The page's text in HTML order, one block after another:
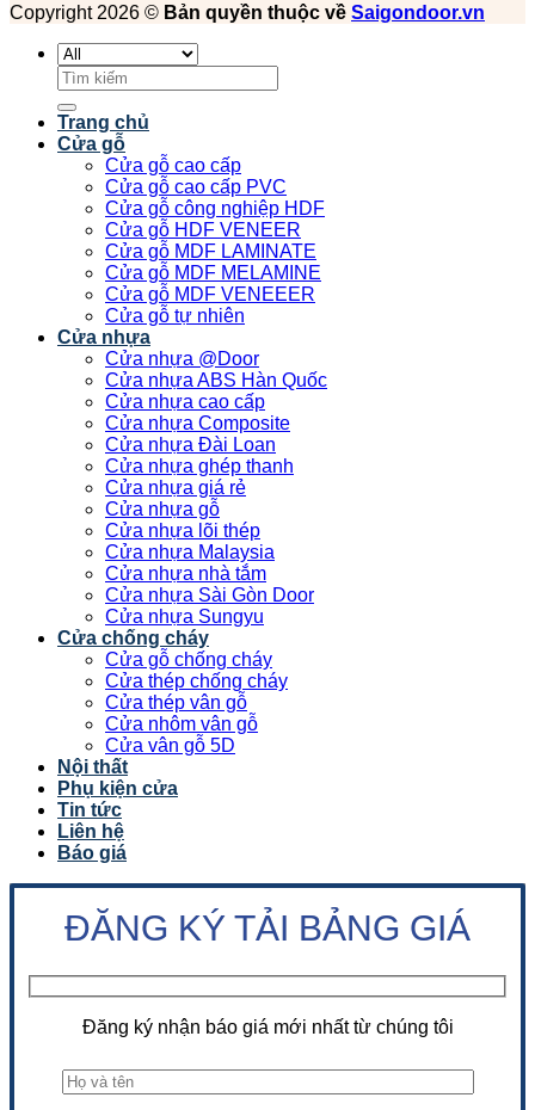
Copyright 2026 © Bản quyền thuộc về Saigondoor.vn
Tìm
kiếm:
Trang chủ
Cửa gỗ
Cửa gỗ cao cấp
Cửa gỗ cao cấp PVC
Cửa gỗ công nghiệp HDF
Cửa gỗ HDF VENEER
Cửa gỗ MDF LAMINATE
Cửa gỗ MDF MELAMINE
Cửa gỗ MDF VENEEER
Cửa gỗ tự nhiên
Cửa nhựa
Cửa nhựa @Door
Cửa nhựa ABS Hàn Quốc
Cửa nhựa cao cấp
Cửa nhựa Composite
Cửa nhựa Đài Loan
Cửa nhựa ghép thanh
Cửa nhựa giá rẻ
Cửa nhựa gỗ
Cửa nhựa lõi thép
Cửa nhựa Malaysia
Cửa nhựa nhà tắm
Cửa nhựa Sài Gòn Door
Cửa nhựa Sungyu
Cửa chống cháy
Cửa gỗ chống cháy
Cửa thép chống cháy
Cửa thép vân gỗ
Cửa nhôm vân gỗ
Cửa vân gỗ 5D
Nội thất
Phụ kiện cửa
Tin tức
Liên hệ
Báo giá
ĐĂNG KÝ TẢI BẢNG GIÁ
Đăng ký nhận báo giá mới nhất từ chúng tôi